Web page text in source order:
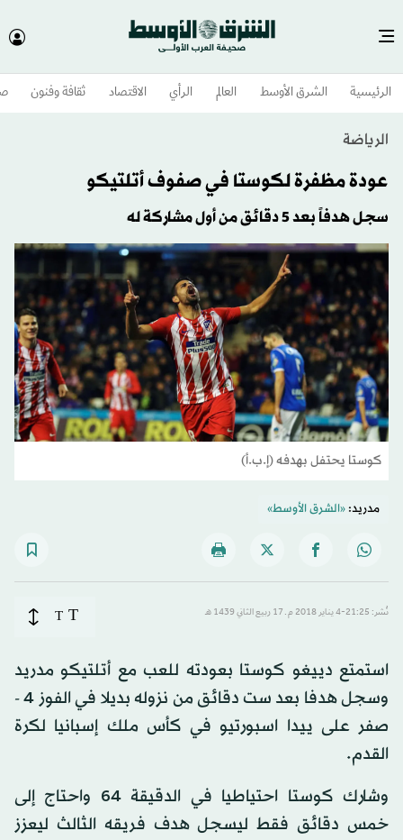
الرئيسية الشرق الأوسط​ العالم الرأي الاقتصاد ثقافة وفنون
الرياضة
عودة مظفرة لكوستا في صفوف أتلتيكو
سجل هدفاً بعد 5 دقائق من أول مشاركة له
كوستا يحتفل بهدفه (إ.ب.أ)
مدريد:«الشرق الأوسط»
نُشر: 21:25-4 يناير 2018 م ـ 17 ربيع الثاني 1439 هـ T
T
استمتع دييغو كوستا بعودته للعب مع أتلتيكو مدريد
وسجل هدفا بعد ست دقائق من نزوله بديلا في الفوز 4 -
صفر على ييدا اسبورتيو في كأس ملك إسبانيا لكرة
القدم.
وشارك كوستا احتياطيا في الدقيقة 64 واحتاج إلى
خمس دقائق فقط ليسجل هدف فريقه الثالث ليعزز